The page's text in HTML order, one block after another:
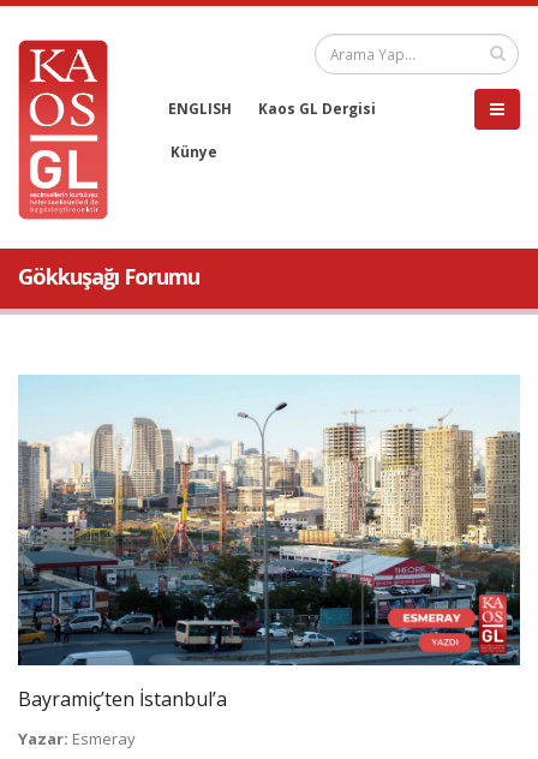
ENGLISH Kaos GL Dergisi
Künye
Gökkuşağı Forumu
Bayramiç’ten İstanbul’a
Yazar: Esmeray